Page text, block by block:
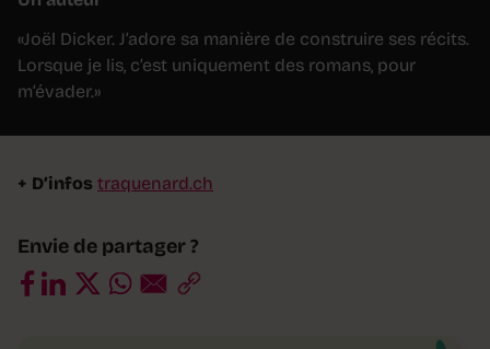
«Joël Dicker. J’adore sa manière de construire ses récits.
Lorsque je lis, c’est uniquement des romans, pour
m’évader.»
+ D’infos traquenard.ch
Envie de partager ?